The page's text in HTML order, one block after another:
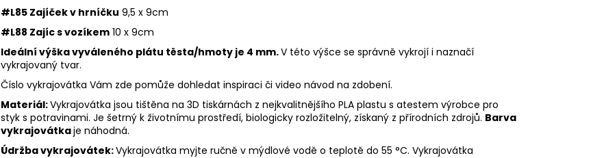
#L85 Zajíček v hrníčku 9,5 x 9cm
#L88 Zajíc s vozíkem 10 x 9cm
Ideální výška vyváleného plátu těsta/hmoty je 4 mm.V této výšce se správně vykrojí i naznačí
vykrajovaný tvar.
Číslo vykrajovátka Vám zde pomůže dohledat inspiraci či video návod na zdobení.
Materiál:Vykrajovátka jsou tištěna na 3D tiskárnách z nejkvalitnějšího PLA plastu s atestem výrobce pro
styk s potravinami. Je šetrný k životnímu prostředí, biologicky rozložitelný, získaný z přírodních zdrojů. Barva
vykrajovátkaje náhodná.
Údržba vykrajovátek:Vykrajovátka myjte ručně v mýdlové vodě o teplotě do 55 °C. Vykrajovátka